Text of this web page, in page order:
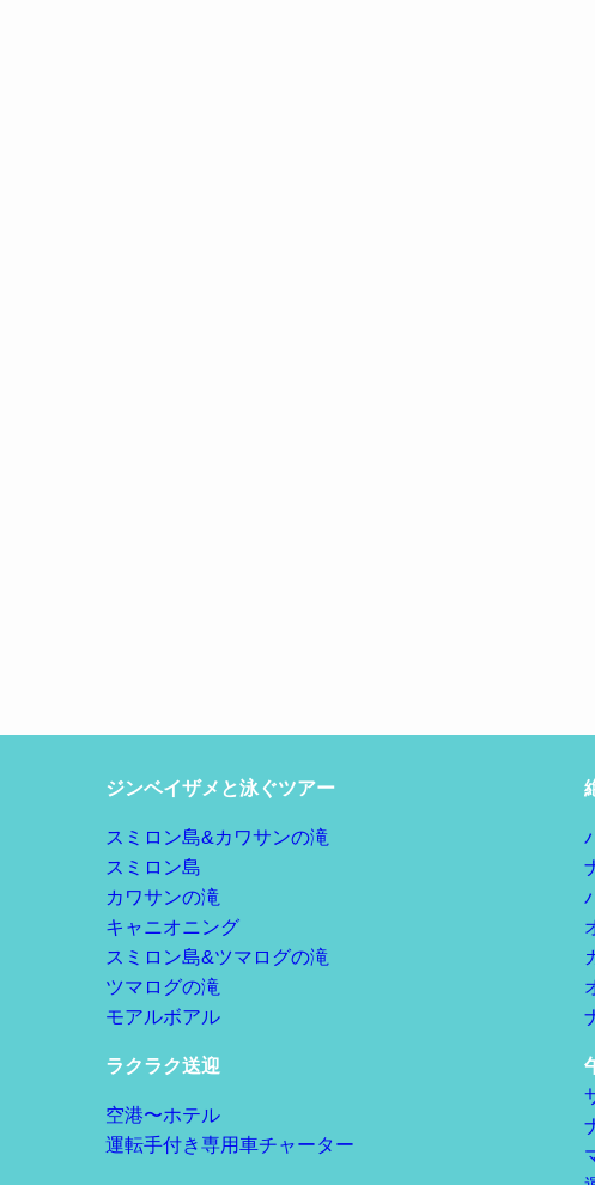
ジンベイザメと泳ぐツアー
スミロン島&カワサンの滝
スミロン島
カワサンの滝
キャニオニング
スミロン島&ツマログの滝
ツマログの滝
モアルボアル
ラクラク送迎
空港〜ホテル
運転手付き専用車チャーター